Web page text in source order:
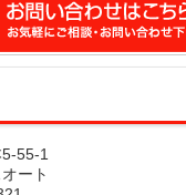
55-1
ート